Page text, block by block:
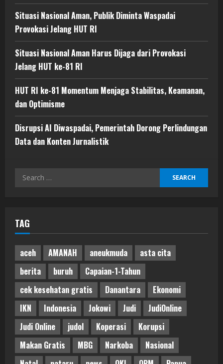
Situasi Nasional Aman, Publik Diminta Waspadai
Provokasi Jelang HUT RI
Situasi Nasional Aman Harus Dijaga dari Provokasi
Jelang HUT ke-81 RI
HUT RI ke-81 Momentum Menjaga Stabilitas, Keamanan,
dan Optimisme
Disrupsi AI Diwaspadai, Pemerintah Dorong Perlindungan
Data dan Konten Jurnalistik
Search
TAG
aceh AMANAH aneukmuda
asta cita
berita
buruh
Capaian-1-Tahun
cek kesehatan gratis
Danantara
Ekonomi
IKN
Indonesia Jokowi Judi
JudiOnline
Judi Online
judol Koperasi
Korupsi
Makan Gratis
MBG Narkoba
Nasional